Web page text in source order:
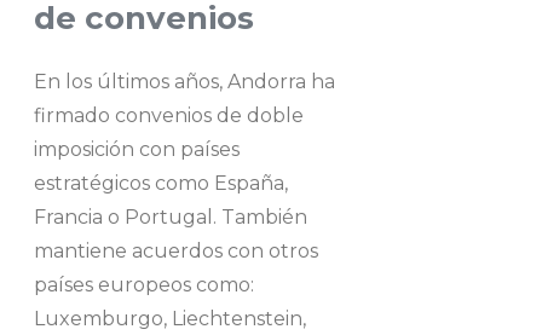
de convenios
En los últimos años, Andorra ha
firmado convenios de doble
imposición con países
estratégicos como España,
Francia o Portugal. También
mantiene acuerdos con otros
países europeos como:
Luxemburgo, Liechtenstein,